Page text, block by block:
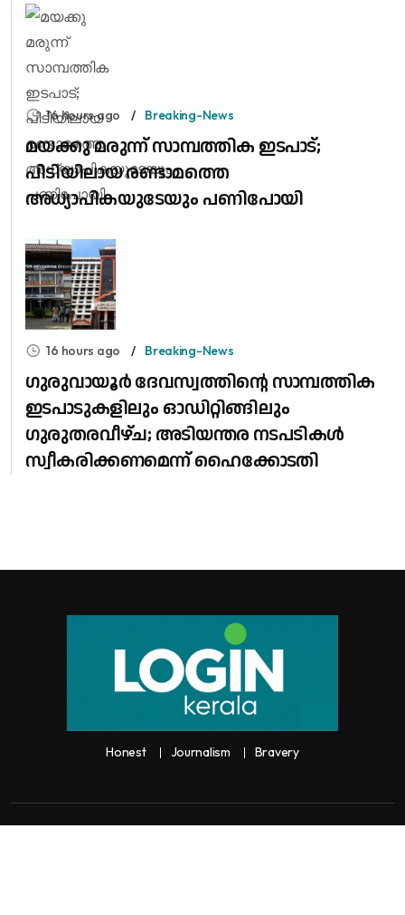
16 hours ago Breaking-News
മയക്കു മരുന്ന് സാമ്പത്തിക ഇടപാട്;
പിടിയിലായ രണ്ടാമത്തെ
അധ്യാപികയുടേയും പണിപോയി
16 hours ago Breaking-News
ഗുരുവായൂർ ദേവസ്വത്തിന്റെ സാമ്പത്തിക
ഇടപാടുകളിലും ഓഡിറ്റിങ്ങിലും ​
ഗുരുതരവീഴ്ച; അടിയന്തര നടപടികൾ
സ്വീകരിക്കണമെന്ന് ഹൈക്കോടതി
Honest Journalism Bravery